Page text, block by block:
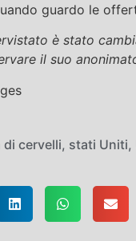
guardo le
è stato
il suo
di cervelli, stati Uniti,